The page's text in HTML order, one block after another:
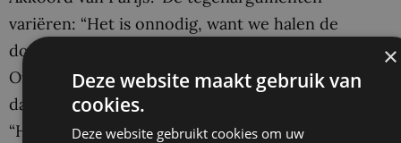
variëren: “Het is onnodig, want we halen de
doelstellingen zelf al.” Of: “Het voorstel is te vaag.”
Of: “Het voorstel heeft nadelige invloed op de
dagelijkse bedrijfsprocessen van het bedrijf.” Of:
“Het voorstel is een vorm van micromanagement.”
×
Deze website maakt gebruik van
cookies.
Deze website gebruikt cookies om uw